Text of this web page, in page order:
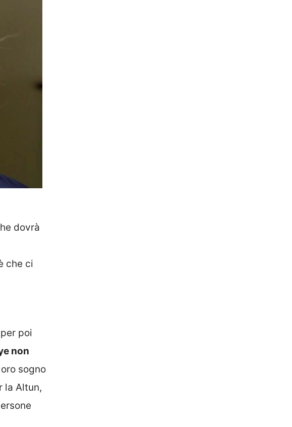
dovrà
che ci
poi
non
sogno
la Altun,